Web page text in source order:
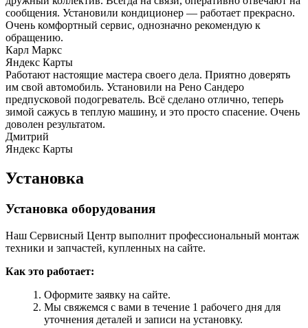
сообщения. Установили кондиционер — работает прекрасно.
Очень комфортный сервис, однозначно рекомендую к
обращению.
Карл Маркс
Яндекс Карты
Работают настоящие мастера своего дела. Приятно доверять
им свой автомобиль. Установили на Рено Сандеро
предпусковой подогреватель. Всё сделано отлично, теперь
зимой сажусь в теплую машину, и это просто спасение. Очень
доволен результатом.
Дмитрий
Яндекс Карты
Установка
Установка оборудования
Наш Сервисный Центр выполнит профессиональный монтаж
техники и запчастей, купленных на сайте.
Как это работает:
Оформите заявку на сайте.
Мы свяжемся с вами в течение 1 рабочего дня для
уточнения деталей и записи на установку.